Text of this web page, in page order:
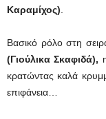
Καραμίχος).
Βασικό ρόλο στη
(Γιούλικα Σκαφιδά),
κρατώντας καλά
επιφάνεια…